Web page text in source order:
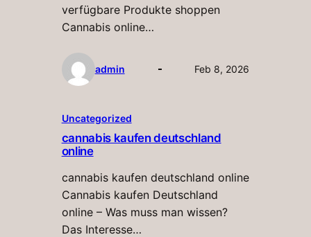
verfügbare Produkte shoppen
Cannabis online…
admin Feb 8, 2026
Uncategorized
cannabis kaufen deutschland
online
cannabis kaufen deutschland online
Cannabis kaufen Deutschland
online – Was muss man wissen?
Das Interesse…